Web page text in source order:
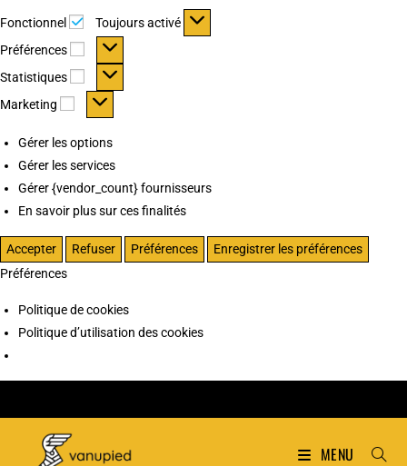
Fonctionnel Fonctionnel
Toujours activé
Préférences
Préférences
Statistiques Statistiques
Marketing Marketing
Gérer les options
Gérer les services
Gérer {vendor_count} fournisseurs
En savoir plus sur ces finalités
Accepter Refuser Préférences
Enregistrer les préférences
Préférences
Politique de cookies
Politique d’utilisation des cookies
MENU